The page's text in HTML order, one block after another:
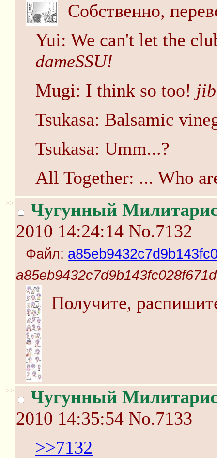
Собственно,
Yui: We can't let the
dameSSU!
Mugi: I think so too!
Tsukasa: Balsamic
Tsukasa: Umm...?
All Together: ... Who
>>
Чугунный
2010 14:24:14 No.7132
Файл:
Получите,
>>
Чугунный
2010 14:35:54 No.7133
>>7132